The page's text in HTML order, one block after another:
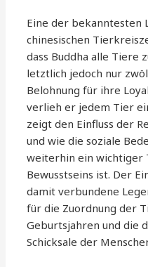
Eine der bekanntesten
chinesischen
dass Buddha alle Tiere
letztlich jedoch nur
Belohnung für ihre
verlieh er jedem Tier
zeigt den Einfluss der
und wie die soziale
weiterhin ein wichtiger
Bewusstseins ist. Der
damit verbundene
für die Zuordnung der
Geburtsjahren und die
Schicksale der